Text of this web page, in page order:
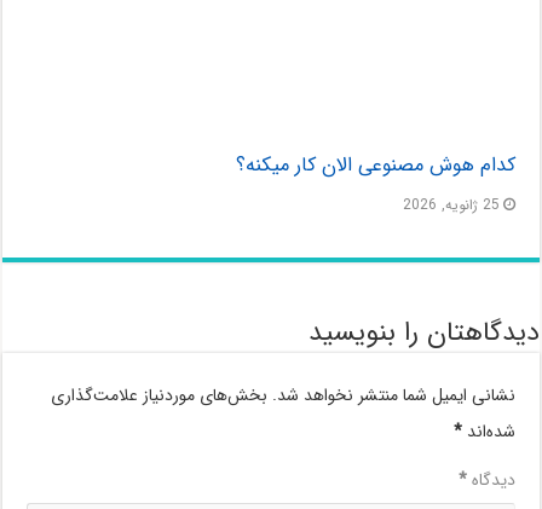
کدام هوش مصنوعی الان کار میکنه؟
25 ژانویه, 2026
دیدگاهتان را بنویسید
نشانی ایمیل شما منتشر نخواهد شد. بخش‌های موردنیاز علامت‌گذاری
شده‌اند*
دیدگاه*